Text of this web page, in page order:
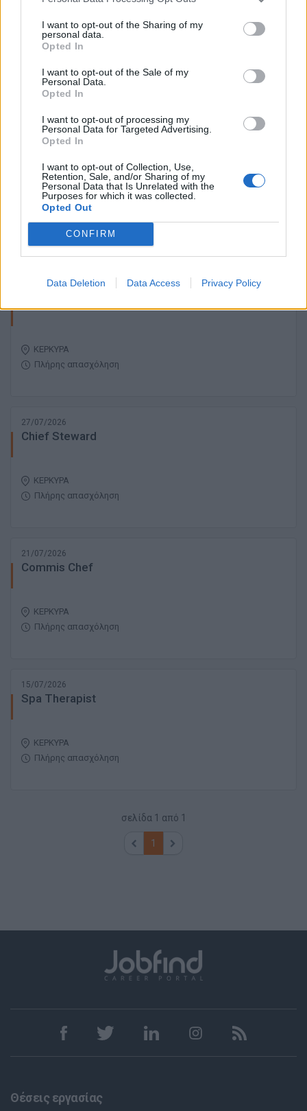
I want to opt-out of the Sharing of my
personal data.
Opted In
I want to opt-out of the Sale of my
Personal Data.
Opted In
I want to opt-out of processing my
Personal Data for Targeted Advertising.
Opted In
I want to opt-out of Collection, Use,
Retention, Sale, and/or Sharing of my
Personal Data that Is Unrelated with the
Purposes for which it was collected.
Opted Out
CONFIRM
Data Deletion Data Access Privacy Policy
29/07/2026
Α' Μάγειρας
ΚΕΡΚΥΡΑ
Πλήρης απασχόληση
Υπάλληλος Αποθήκης
Πλήρης απασχόληση
Chef de Partie
ΚΕΡΚΥΡΑ
Πλήρης απασχόληση
27/07/2026
Chief Steward
ΚΕΡΚΥΡΑ
Πλήρης απασχόληση
21/07/2026
Commis Chef
ΚΕΡΚΥΡΑ
Πλήρης απασχόληση
15/07/2026
Spa Therapist
ΚΕΡΚΥΡΑ
Πλήρης απασχόληση
σελίδα 1 από 1
1
Θέσεις εργασίας